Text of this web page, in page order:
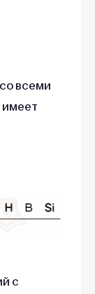
всеми
имеет
с